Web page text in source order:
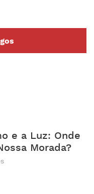
e a Luz: Onde
Morada?